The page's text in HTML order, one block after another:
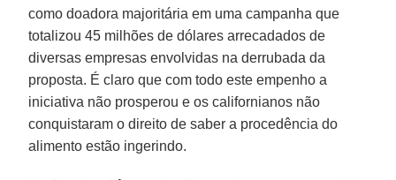
como doadora majoritária em uma campanha que
totalizou 45 milhões de dólares arrecadados de
diversas empresas envolvidas na derrubada da
proposta. É claro que com todo este empenho a
iniciativa não prosperou e os californianos não
conquistaram o direito de saber a procedência do
alimento estão ingerindo.